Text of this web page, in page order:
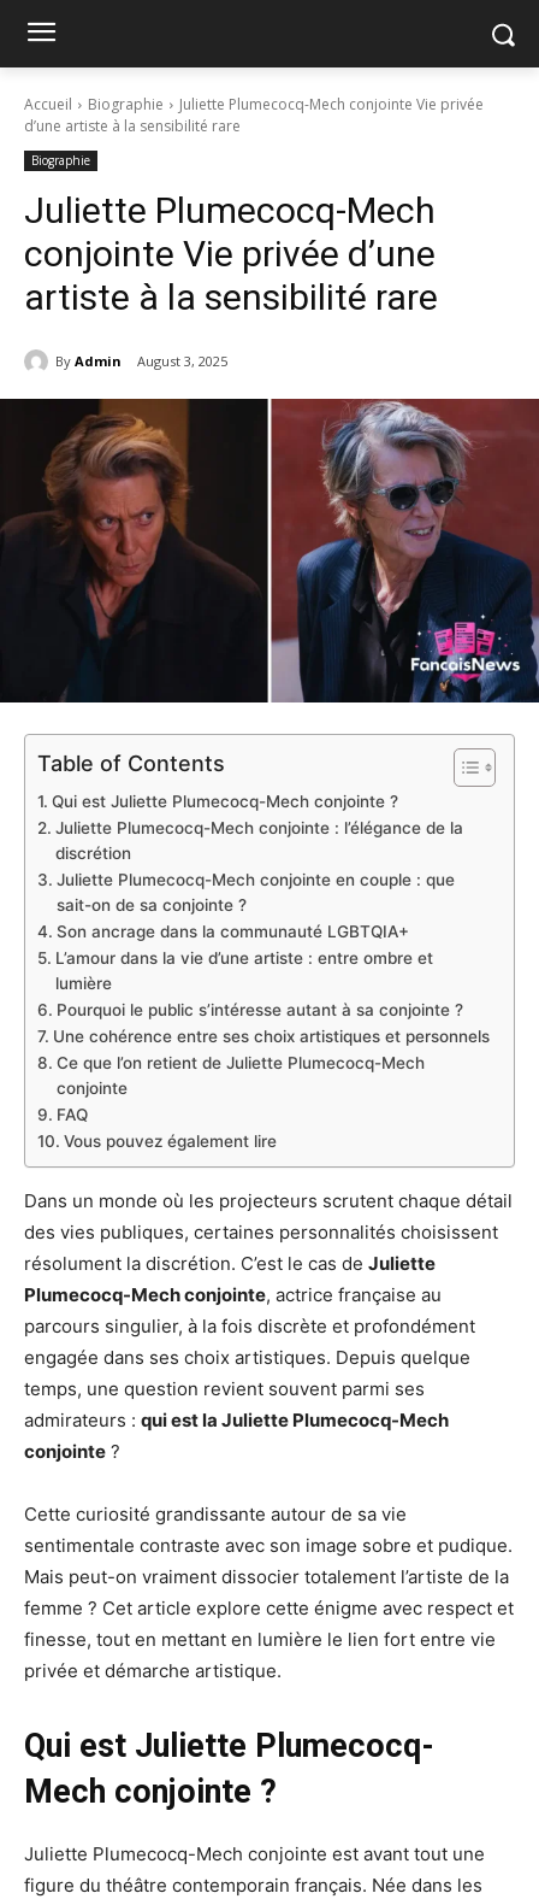
Accueil Biographie
Juliette Plumecocq-Mech conjointe Vie privée
d’une artiste à la sensibilité rare
Biographie
Juliette Plumecocq-Mech
conjointe Vie privée d’une
artiste à la sensibilité rare
By Admin August 3, 2025
Table of Contents
Qui est Juliette Plumecocq-Mech conjointe ?
Juliette Plumecocq-Mech conjointe : l’élégance de la
discrétion
Juliette Plumecocq-Mech conjointe en couple : que
sait-on de sa conjointe ?
Son ancrage dans la communauté LGBTQIA+
L’amour dans la vie d’une artiste : entre ombre et
lumière
Pourquoi le public s’intéresse autant à sa conjointe ?
Une cohérence entre ses choix artistiques et personnels
Ce que l’on retient de Juliette Plumecocq-Mech
conjointe
FAQ
Vous pouvez également lire
Dans un monde où les projecteurs scrutent chaque détail
des vies publiques, certaines personnalités choisissent
résolument la discrétion. C’est le cas de Juliette
Plumecocq-Mech conjointe, actrice française au
parcours singulier, à la fois discrète et profondément
engagée dans ses choix artistiques. Depuis quelque
temps, une question revient souvent parmi ses
admirateurs : qui est la Juliette Plumecocq-Mech
conjointe ?
Cette curiosité grandissante autour de sa vie
sentimentale contraste avec son image sobre et pudique.
Mais peut-on vraiment dissocier totalement l’artiste de la
femme ? Cet article explore cette énigme avec respect et
finesse, tout en mettant en lumière le lien fort entre vie
privée et démarche artistique.
Qui est Juliette Plumecocq-
Mech conjointe ?
Juliette Plumecocq-Mech conjointe est avant tout une
figure du théâtre contemporain français. Née dans les